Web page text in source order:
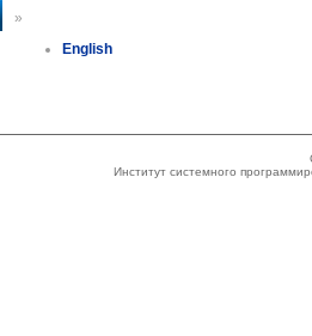
»
English
Институт системного